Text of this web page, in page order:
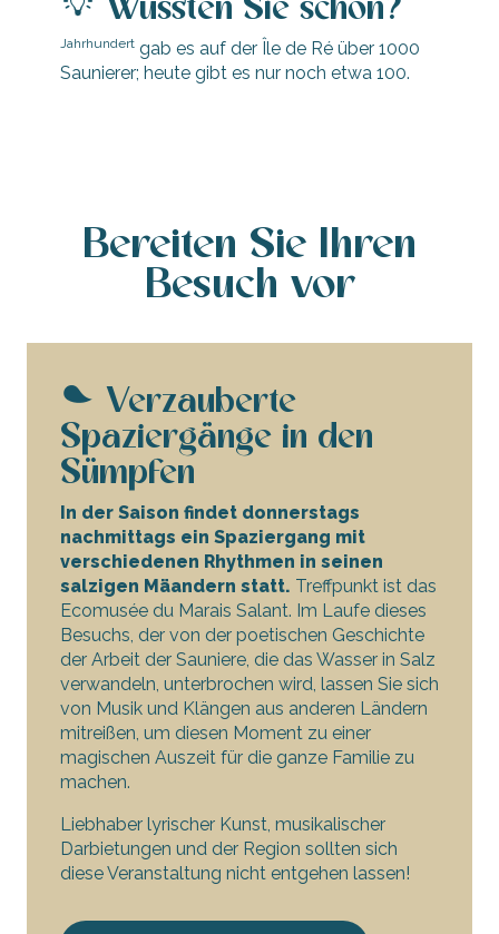
Wussten Sie schon?
Jahrhundert gab es auf der Île de Ré über 1000
Saunierer; heute gibt es nur noch etwa 100.
Bereiten Sie Ihren
Besuch vor
Verzauberte
Spaziergänge in den
Sümpfen
In der Saison findet donnerstags
nachmittags ein Spaziergang mit
verschiedenen Rhythmen in seinen
salzigen Mäandern statt. Treffpunkt ist das
Ecomusée du Marais Salant. Im Laufe dieses
Besuchs, der von der poetischen Geschichte
der Arbeit der Sauniere, die das Wasser in Salz
verwandeln, unterbrochen wird, lassen Sie sich
von Musik und Klängen aus anderen Ländern
mitreißen, um diesen Moment zu einer
magischen Auszeit für die ganze Familie zu
machen.
Liebhaber lyrischer Kunst, musikalischer
Darbietungen und der Region sollten sich
diese Veranstaltung nicht entgehen lassen!